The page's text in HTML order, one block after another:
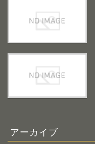
アーカイブ